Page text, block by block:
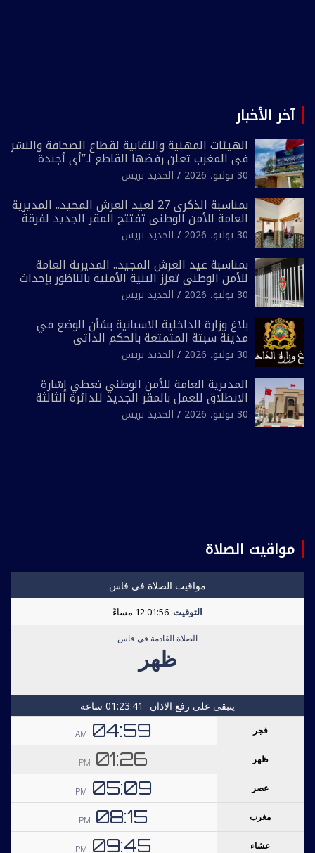
آخر الأخبار
الهيئات المهنية والنقابية لقطاع الصحافة والنشر
في المغرب تعلن رفضها القاطع لـ”أي أجندة
انتخابية مُعدة على مقاس سياسي ومصلحي
ضيق”
30 يوليو، 2026 الجديد بريس
بمناسبة الذكرى 27 لعيد العرش المجيد.. المديرية
العامة للأمن الوطني تفتتح المقر الجديد لفرقة
الشرطة السياحية بفاس
30 يوليو، 2026 الجديد بريس
بمناسبة عيد العرش المجيد.. المديرية العامة
للأمن الوطني تعزز البنية الأمنية بالناظور بإحداث
فرقتين جديدتين
30 يوليو، 2026 الجديد بريس
بلاغ وزارة الداخلية الاسبانية بشأن الوضع في
مدينة سبتة المتمتعة بالحكم الذاتي
30 يوليو، 2026 الجديد بريس
المديرية العامة للأمن الوطني تعطي إشارة
الانطلاق للعمل بالمقر الجديد للدائرة الثالثة
للشرطة بولاية أمن العيون
30 يوليو، 2026 الجديد بريس
مواقيت الصلاة